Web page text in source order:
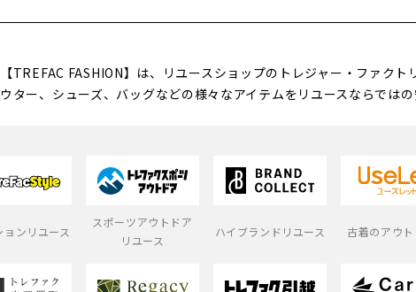
TREFAC FASHION】は、リユースショップのトレジャー・ファク
ター、シューズ、バッグなどの様々なアイテムをリユースならでは
ョンリユース
スポーツアウトドア
リユース
ハイブランドリユース 古着のアウト